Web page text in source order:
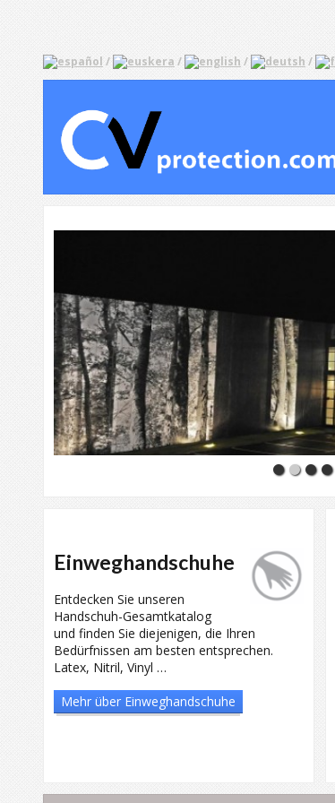
/ / / /
Einweghandschuhe
Entdecken Sie unseren
Handschuh-Gesamtkatalog
und finden Sie diejenigen, die Ihren
Bedürfnissen am besten entsprechen.
Latex, Nitril, Vinyl …
Mehr über Einweghandschuhe